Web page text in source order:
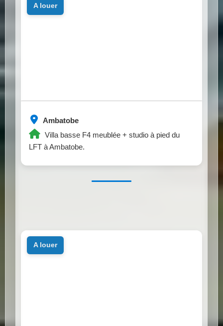
Ambatobe
Villa basse F4 meublée + studio à pied du
LFT à Ambatobe.
a louer
a louer